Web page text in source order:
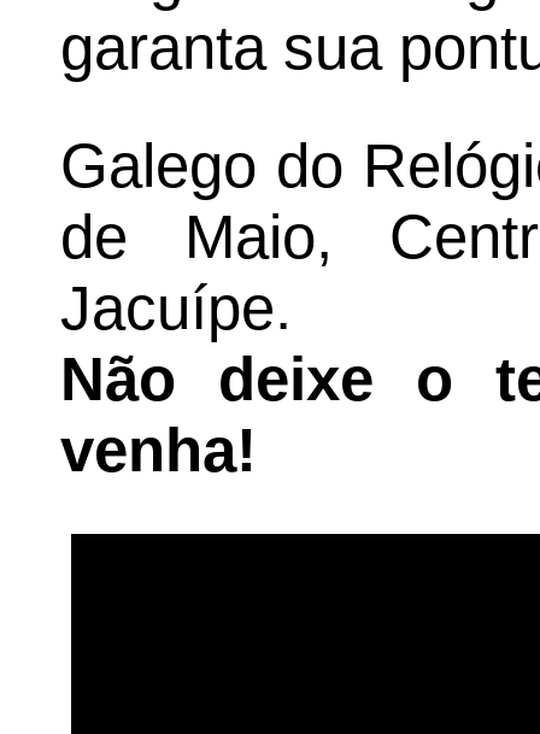
garanta sua
Galego do
de Maio,
Jacuípe.
Não deixe o
venha!